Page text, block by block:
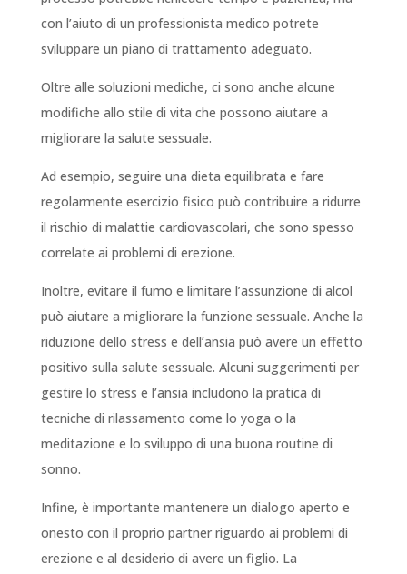
con l’aiuto di un professionista medico potrete
sviluppare un piano di trattamento adeguato.
Oltre alle soluzioni mediche, ci sono anche alcune
modifiche allo stile di vita che possono aiutare a
migliorare la salute sessuale.
Ad esempio, seguire una dieta equilibrata e fare
regolarmente esercizio fisico può contribuire a ridurre
il rischio di malattie cardiovascolari, che sono spesso
correlate ai problemi di erezione.
Inoltre, evitare il fumo e limitare l’assunzione di alcol
può aiutare a migliorare la funzione sessuale. Anche la
riduzione dello stress e dell’ansia può avere un effetto
positivo sulla salute sessuale. Alcuni suggerimenti per
gestire lo stress e l’ansia includono la pratica di
tecniche di rilassamento come lo yoga o la
meditazione e lo sviluppo di una buona routine di
sonno.
Infine, è importante mantenere un dialogo aperto e
onesto con il proprio partner riguardo ai problemi di
erezione e al desiderio di avere un figlio. La